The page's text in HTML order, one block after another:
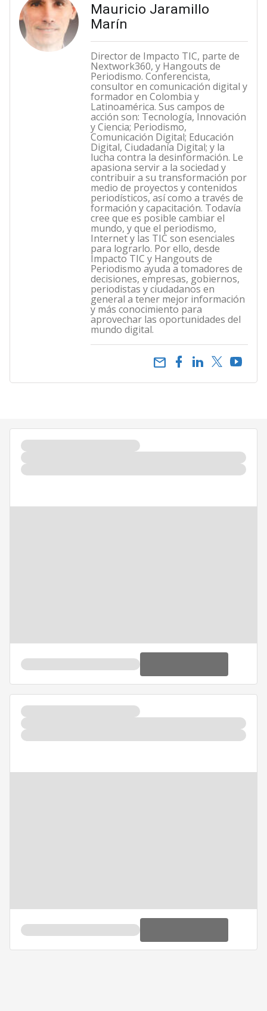
Mauricio Jaramillo
Marín
Director de Impacto TIC, parte de
Nextwork360, y Hangouts de
Periodismo. Conferencista,
consultor en comunicación digital y
formador en Colombia y
Latinoamérica. Sus campos de
acción son: Tecnología, Innovación
y Ciencia; Periodismo,
Comunicación Digital; Educación
Digital, Ciudadanía Digital; y la
lucha contra la desinformación. Le
apasiona servir a la sociedad y
contribuir a su transformación por
medio de proyectos y contenidos
periodísticos, así como a través de
formación y capacitación. Todavía
cree que es posible cambiar el
mundo, y que el periodismo,
Internet y las TIC son esenciales
para lograrlo. Por ello, desde
Impacto TIC y Hangouts de
Periodismo ayuda a tomadores de
decisiones, empresas, gobiernos,
periodistas y ciudadanos en
general a tener mejor información
y más conocimiento para
aprovechar las oportunidades del
mundo digital.
email